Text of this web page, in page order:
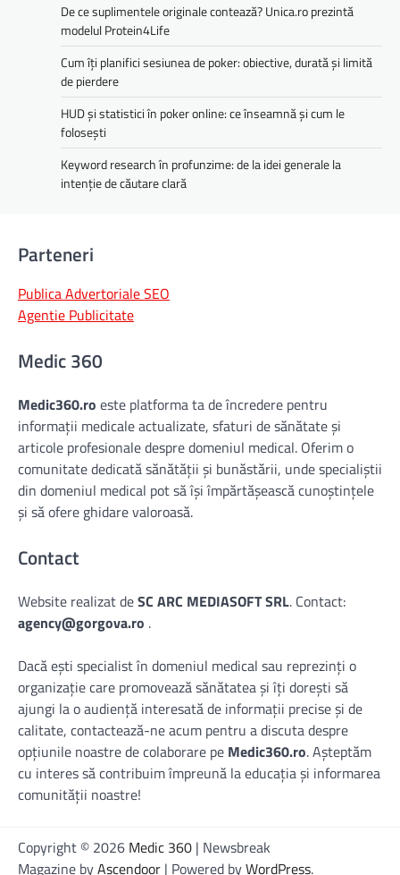
De ce suplimentele originale contează? Unica.ro prezintă
modelul Protein4Life
Cum îți planifici sesiunea de poker: obiective, durată și limită
de pierdere
HUD și statistici în poker online: ce înseamnă și cum le
folosești
Keyword research în profunzime: de la idei generale la
intenție de căutare clară
Parteneri
Publica Advertoriale SEO
Agentie Publicitate
Medic 360
Medic360.ro este platforma ta de încredere pentru
informații medicale actualizate, sfaturi de sănătate și
articole profesionale despre domeniul medical. Oferim o
comunitate dedicată sănătății și bunăstării, unde specialiștii
din domeniul medical pot să își împărtășească cunoștințele
și să ofere ghidare valoroasă.
Contact
Website realizat deSC ARC MEDIASOFT SRL. Contact:
agency@gorgova.ro .
Dacă ești specialist în domeniul medical sau reprezinți o
organizație care promovează sănătatea și îți dorești să
ajungi la o audiență interesată de informații precise și de
calitate, contactează-ne acum pentru a discuta despre
opțiunile noastre de colaborare pe Medic360.ro. Așteptăm
cu interes să contribuim împreună la educația și informarea
comunității noastre!
Copyright © 2026 Medic 360 | Newsbreak
Magazine byAscendoor | Powered byWordPress.